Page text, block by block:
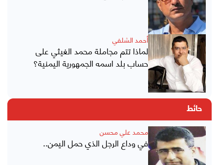
أحمد الشلفي
لماذا تتم مجاملة محمد الغيثي على
حساب بلد اسمه الجمهورية اليمنية؟
حائط
محمد علي محسن
في وداع الرجل الذي حمل اليمن..